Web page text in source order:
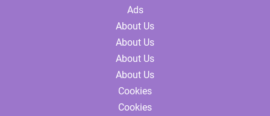
Ads
About Us
About Us
About Us
About Us
Cookies
Cookies